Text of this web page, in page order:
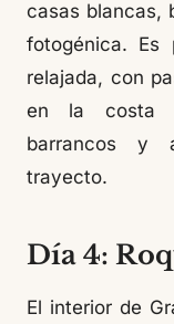
casas blancas,
fotogénica. Es
relajada, con
en la costa
barrancos y
trayecto.
Día 4:
El interior de